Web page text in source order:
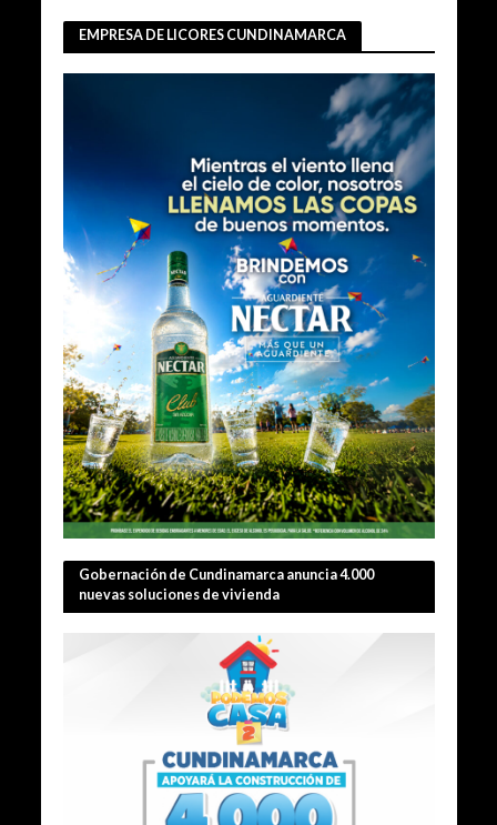
EMPRESA DE LICORES CUNDINAMARCA
Gobernación de Cundinamarca anuncia 4.000
nuevas soluciones de vivienda